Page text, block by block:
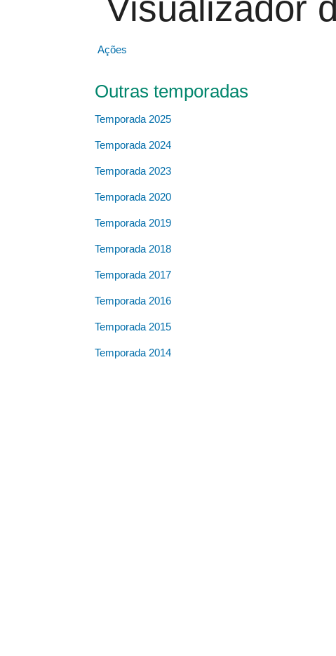
Ações
Outras temporadas
Temporada 2025
Temporada 2024
Temporada 2023
Temporada 2020
Temporada 2019
Temporada 2018
Temporada 2017
Temporada 2016
Temporada 2015
Temporada 2014